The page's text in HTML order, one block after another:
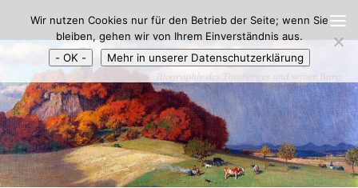
Zum Inhalt springen
Wir nutzen Cookies nur für den Betrieb der Seite; wenn Sie
bleiben, gehen wir von Ihrem Einverständnis aus.
- OK -
Mehr in unserer Datenschutzerklärung